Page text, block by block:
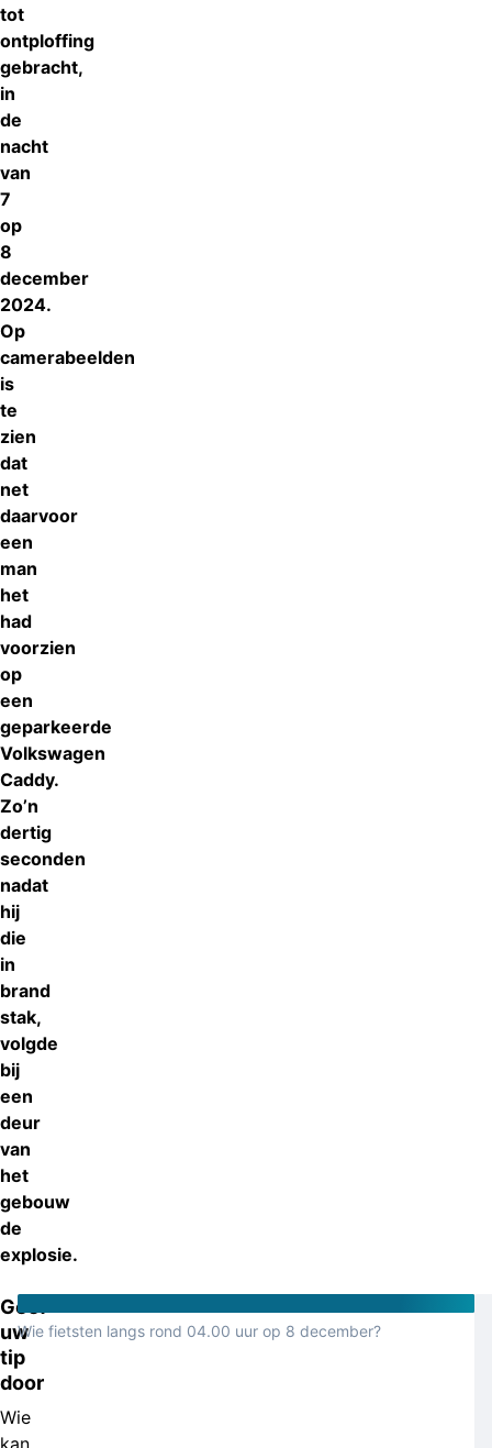
tot
ontploffing
gebracht,
in
de
nacht
van
7
op
8
december
2024.
Op
camerabeelden
is
te
zien
dat
net
daarvoor
een
man
het
had
voorzien
op
een
geparkeerde
Volkswagen
Caddy.
Zo’n
dertig
seconden
nadat
hij
die
in
brand
stak,
volgde
bij
een
deur
van
het
gebouw
de
explosie.
Geef
uw
tip
door
Wie
kan
Wie fietsten langs rond 04.00 uur op 8 december?